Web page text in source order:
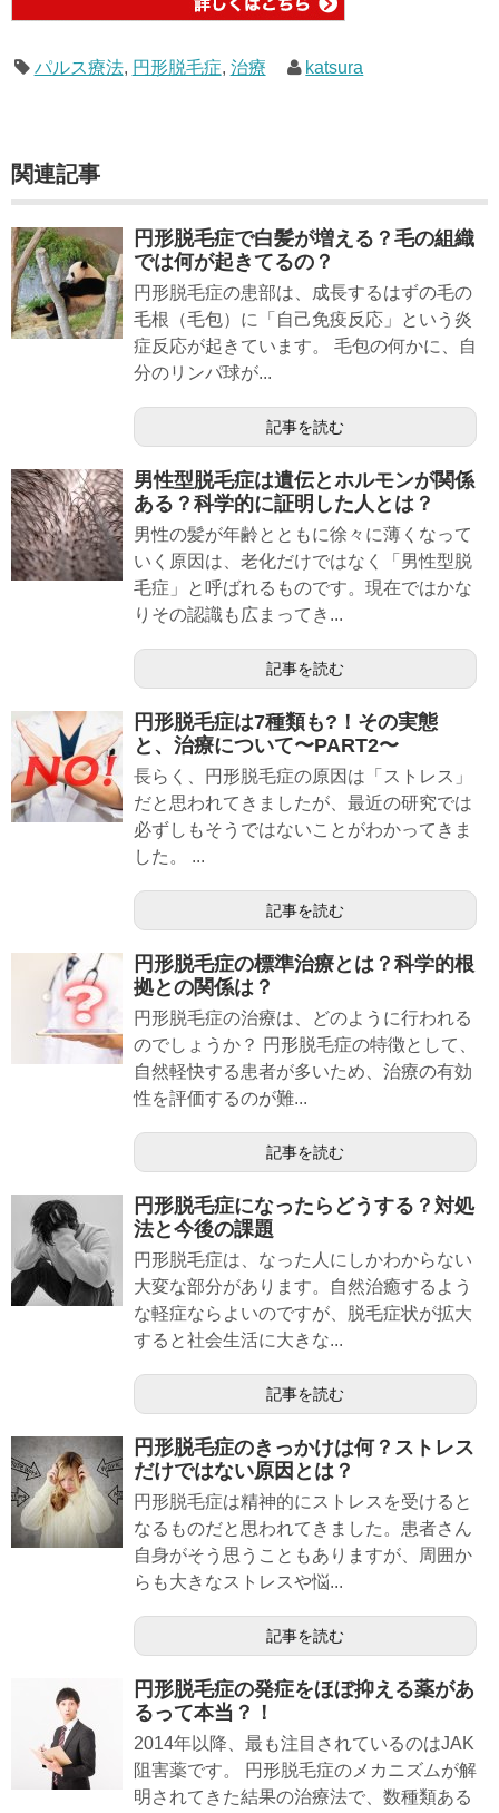
パルス療法, 円形脱毛症, 治療 katsura
関連記事
円形脱毛症で白髪が増える？毛の組織
では何が起きてるの？
円形脱毛症の患部は、成長するはずの毛の
毛根（毛包）に「自己免疫反応」という炎
症反応が起きています。 毛包の何かに、自
分のリンパ球が...
記事を読む
男性型脱毛症は遺伝とホルモンが関係
ある？科学的に証明した人とは？
男性の髪が年齢とともに徐々に薄くなって
いく原因は、老化だけではなく「男性型脱
毛症」と呼ばれるものです。現在ではかな
りその認識も広まってき...
記事を読む
円形脱毛症は7種類も?！その実態
と、治療について〜PART2〜
長らく、円形脱毛症の原因は「ストレス」
だと思われてきましたが、最近の研究では
必ずしもそうではないことがわかってきま
した。 ...
記事を読む
円形脱毛症の標準治療とは？科学的根
拠との関係は？
円形脱毛症の治療は、どのように行われる
のでしょうか？ 円形脱毛症の特徴として、
自然軽快する患者が多いため、治療の有効
性を評価するのが難...
記事を読む
円形脱毛症になったらどうする？対処
法と今後の課題
円形脱毛症は、なった人にしかわからない
大変な部分があります。自然治癒するよう
な軽症ならよいのですが、脱毛症状が拡大
すると社会生活に大きな...
記事を読む
円形脱毛症のきっかけは何？ストレス
だけではない原因とは？
円形脱毛症は精神的にストレスを受けると
なるものだと思われてきました。患者さん
自身がそう思うこともありますが、周囲か
らも大きなストレスや悩...
記事を読む
円形脱毛症の発症をほぼ抑える薬があ
るって本当？！
2014年以降、最も注目されているのはJAK
阻害薬です。 円形脱毛症のメカニズムが解
明されてきた結果の治療法で、数種類ある